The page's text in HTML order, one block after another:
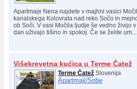
Apartmaje Nena najdete v majhni vasici
kanalskega Kolovrata nad reko Sočo in
ob Soči. V vasi Močila ljudje še vedno živijo
dan uživajo tišino in spokoj. Če se želite um...
Višekrevetna kućica u Terme Čatež
Terme Čatež Slovenija
Apartmaji/Sobe